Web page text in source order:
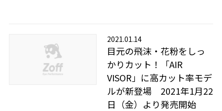
2021.01.14
目元の飛沫・花粉をしっ
かりカット！「AIR
VISOR」に高カット率モデ
ルが新登場 2021年1月22
日（金）より発売開始